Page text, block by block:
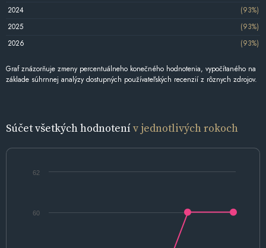
2024
(93%)
2025
(93%)
2026
(93%)
Graf znázorňuje zmeny percentuálneho konečného hodnotenia, vypočítaného na
základe súhrnnej analýzy dostupných používateľských recenzií z rôznych zdrojov.
Súčet všetkých hodnotenív jednotlivých rokoch
60
62